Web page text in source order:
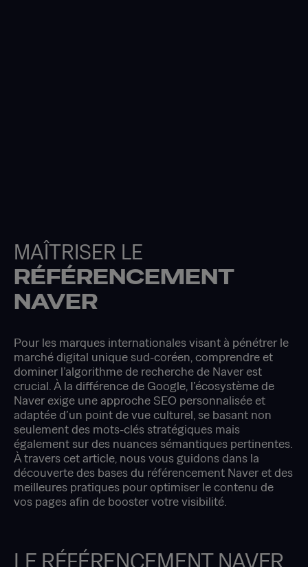
MAÎTRISER LE
RÉFÉRENCEMENT
NAVER
Pour les marques internationales visant à pénétrer le
marché digital unique sud-coréen, comprendre et
dominer l’algorithme de recherche de Naver est
crucial. À la différence de Google, l’écosystème de
Naver exige une approche SEO personnalisée et
adaptée d’un point de vue culturel, se basant non
seulement des mots-clés stratégiques mais
également sur des nuances sémantiques pertinentes.
À travers cet article, nous vous guidons dans la
découverte des bases du référencement Naver et des
meilleures pratiques pour optimiser le contenu de
vos pages afin de booster votre visibilité.
LE RÉFÉRENCEMENT NAVER